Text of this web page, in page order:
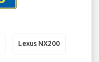
Lexus NX200